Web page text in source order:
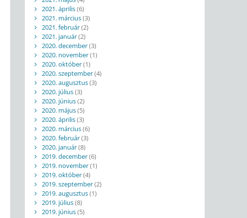
2021. április(6)
2021. március(3)
2021. február(2)
2021. január(2)
2020. december(3)
2020. november(1)
2020. október(1)
2020. szeptember(4)
2020. augusztus(3)
2020. július(3)
2020. június(2)
2020. május(5)
2020. április(3)
2020. március(6)
2020. február(3)
2020. január(8)
2019. december(6)
2019. november(1)
2019. október(4)
2019. szeptember(2)
2019. augusztus(1)
2019. július(8)
2019. június(5)